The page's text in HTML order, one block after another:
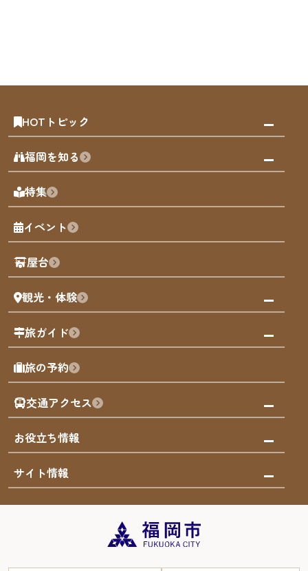
HOTトピック
みんなの旅行記
天神エリア
博多旧市街
福岡城
歴史・文化
福岡を知る
福岡の見どころ
福岡の魅力
観光カレンダー
観光PR動画
まち歩き
福岡グルメ
福岡を楽しむ
福岡のアート
福岡のナイトタイム
福岡の歴史・文化
サステナブルツーリズム
福岡検定
よかなび音声ガイド
特集
イベント
屋台
観光・体験
観る・遊ぶ
屋台
買う
体験
泊まる
旅ガイド
モデルコース
AIおまかせコース
オリジナルプラン
みんなの旅行記
旅の予約
交通アクセス
市内交通ガイド
お得なチケット
お役立ち情報
お知らせ
災害情報
サイト情報
まち歩き・体験プログラム掲載申込